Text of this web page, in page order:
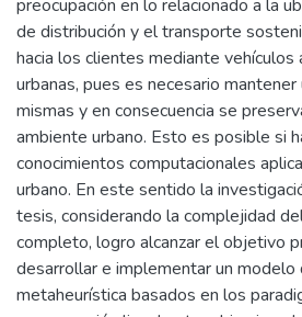
preocupación en lo relacionado a la
de distribución y el transporte
hacia los clientes mediante vehículos
urbanas, pues es necesario
mismas y en consecuencia se
ambiente urbano. Esto es posible si
conocimientos computacionales
urbano. En este sentido la
tesis, considerando la complejidad
completo, logro alcanzar el objetivo
desarrollar e implementar un modelo
metaheurística basados en los